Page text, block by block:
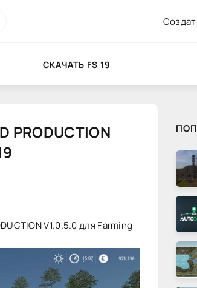
СКАЧАТЬ FS 19
PRODUCTION
V1.0.5.0 для Farming